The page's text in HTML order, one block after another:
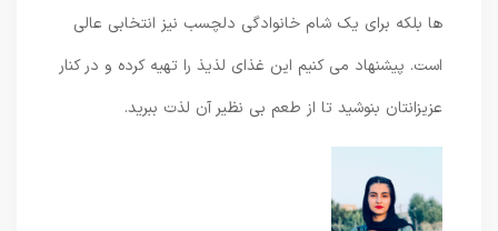
ها بلکه برای یک شام خانوادگی دلچسب نیز انتخابی عالی
است. پیشنهاد می کنیم این غذای لذیذ را تهیه کرده و در کنار
عزیزانتان بنوشید تا از طعم بی نظیر آن لذت ببرید.